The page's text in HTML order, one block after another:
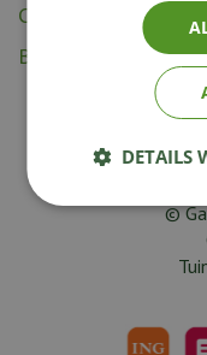
CONTACT
BRENG ONS EEN
©
DETAILS